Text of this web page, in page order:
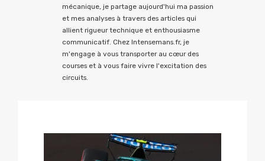
mécanique, je partage aujourd'hui ma passion
et mes analyses à travers des articles qui
allient rigueur technique et enthousiasme
communicatif. Chez Intensemans.fr, je
m'engage à vous transporter au cœur des
courses et à vous faire vivre l'excitation des
circuits.